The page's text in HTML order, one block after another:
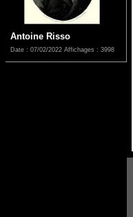
Antoine Risso
Date : 07/02/2022 Affichages : 3998